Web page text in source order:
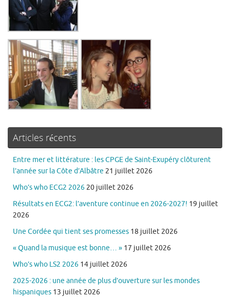
Articles récents
Entre mer et littérature : les CPGE de Saint-Exupéry clôturent
l’année sur la Côte d’Albâtre 21 juillet 2026
Who’s who ECG2 2026 20 juillet 2026
Résultats en ECG2: l’aventure continue en 2026-2027! 19 juillet
2026
Une Cordée qui tient ses promesses 18 juillet 2026
« Quand la musique est bonne… » 17 juillet 2026
Who’s who LS2 2026 14 juillet 2026
2025-2026 : une année de plus d’ouverture sur les mondes
hispaniques 13 juillet 2026